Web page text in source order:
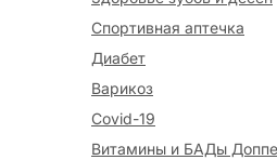
Спортивная аптечка
Диабет
Варикоз
Covid-19
Витамины и БАДы